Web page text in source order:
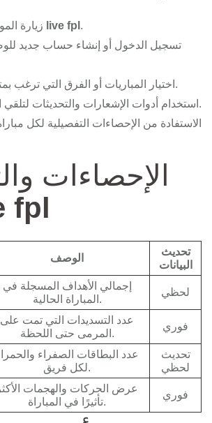
live fpl .
تسجيل الدخول أو إنشاء حساب جديد
اختيار المباريات أو الفرق التي ترغب بمتابعتها مباشرة.
استخدام أدوات الإشعارات والتحديثات لتلقي الأخبار الفورية.
الاستفادة من الإحصاءات التفصيلية لكل
الإحصاءات
fpl
الوصف
تحديث
البيانات
إجمالي الأهداف المسجلة في
المباراة الحالية.
لحظي
عدد التسديدات التي تمت على
المرمى حتى اللحظة.
فوري
عدد البطاقات الصفراء
لكل فريق.
تحديث
لحظي
عرض الحركات والهجمات الأكثر
تأثيرًا في المباراة.
فوري